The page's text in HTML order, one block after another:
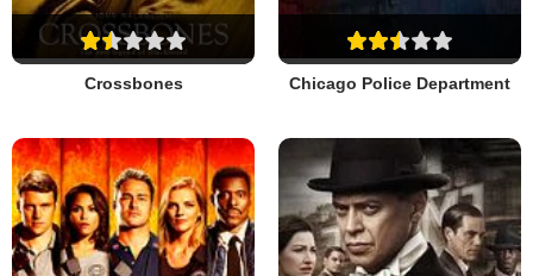
Crossbones Chicago Police Department